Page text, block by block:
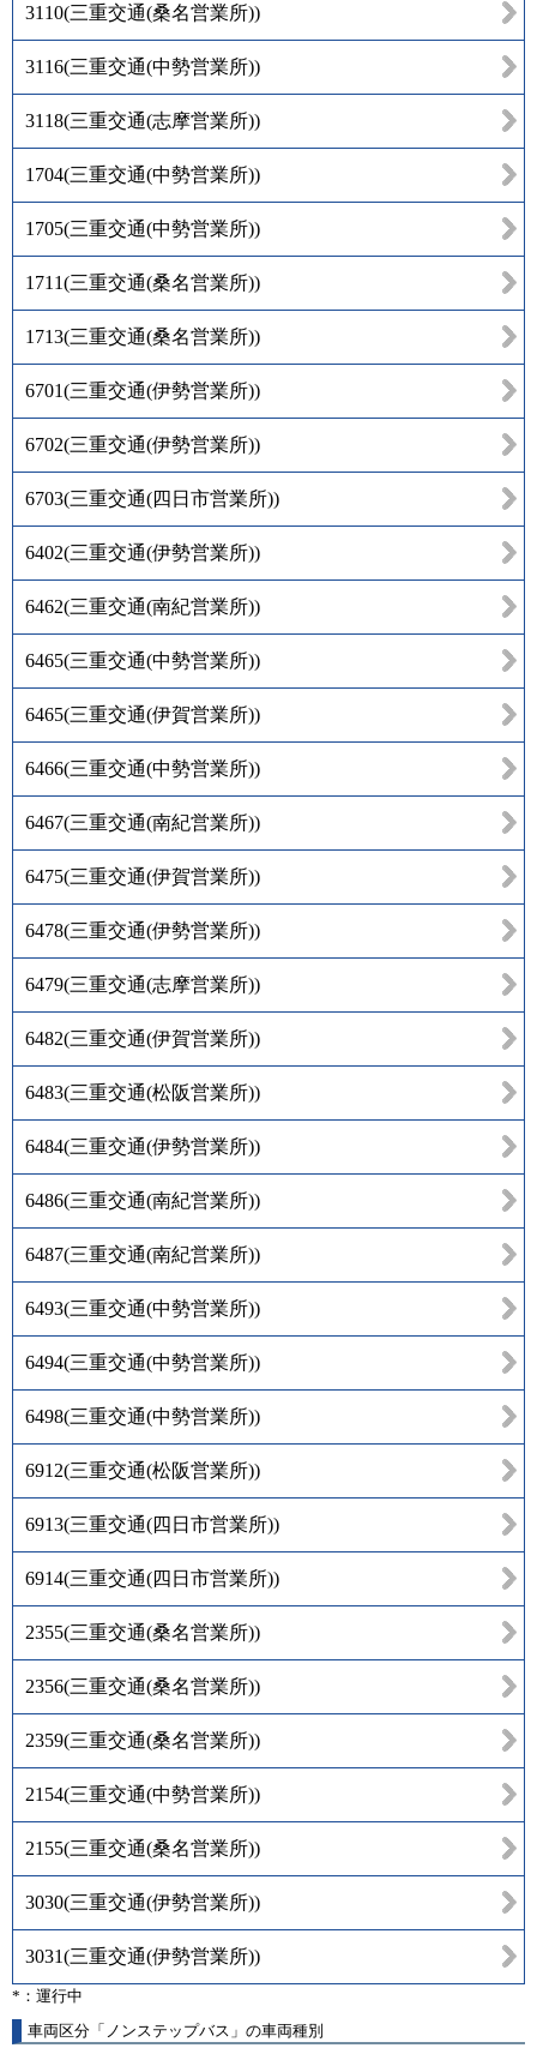
3110(三重交通(桑名営業所))
3116(三重交通(中勢営業所))
3118(三重交通(志摩営業所))
1704(三重交通(中勢営業所))
1705(三重交通(中勢営業所))
1711(三重交通(桑名営業所))
1713(三重交通(桑名営業所))
6701(三重交通(伊勢営業所))
6702(三重交通(伊勢営業所))
6703(三重交通(四日市営業所))
6402(三重交通(伊勢営業所))
6462(三重交通(南紀営業所))
6465(三重交通(中勢営業所))
6465(三重交通(伊賀営業所))
6466(三重交通(中勢営業所))
6467(三重交通(南紀営業所))
6475(三重交通(伊賀営業所))
6478(三重交通(伊勢営業所))
6479(三重交通(志摩営業所))
6482(三重交通(伊賀営業所))
6483(三重交通(松阪営業所))
6484(三重交通(伊勢営業所))
6486(三重交通(南紀営業所))
6487(三重交通(南紀営業所))
6493(三重交通(中勢営業所))
6494(三重交通(中勢営業所))
6498(三重交通(中勢営業所))
6912(三重交通(松阪営業所))
6913(三重交通(四日市営業所))
6914(三重交通(四日市営業所))
2355(三重交通(桑名営業所))
2356(三重交通(桑名営業所))
2359(三重交通(桑名営業所))
2154(三重交通(中勢営業所))
2155(三重交通(桑名営業所))
3030(三重交通(伊勢営業所))
3031(三重交通(伊勢営業所))
*：運行中
車両区分「ノンステップバス」の車両種別